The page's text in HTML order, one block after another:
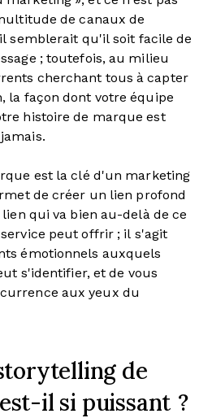
de canaux de
semblerait qu'il soit facile de
; toutefois, au milieu
cherchant tous à capter
la façon dont votre équipe
histoire de marque est
est la clé d'un marketing
de créer un lien profond
qui va bien au-delà de ce
peut offrir ; il s'agit
émotionnels auxquels
s'identifier, et de vous
aux yeux du
de
il si puissant ?